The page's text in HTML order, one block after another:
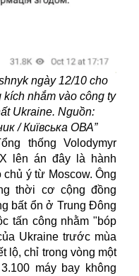
ngày 12/10 cho
nhắm vào công ty
Ukraine. Nguồn:
/ Київська ОВА”
thống Volodymyr
lên án đây là hành
ý từ Moscow. Ông
thời cơ cộng đồng
bất ổn ở Trung Đông
tấn công nhằm "bóp
Ukraine trước mùa
lộ, chỉ trong vòng một
máy bay không